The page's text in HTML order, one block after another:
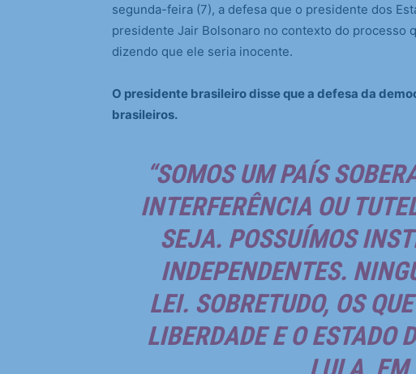
segunda-feira (7), a defesa que o presidente dos
presidente Jair Bolsonaro no contexto do processo
dizendo que ele seria inocente.
O presidente brasileiro disse que a defesa da
brasileiros.
“SOMOS UM PAÍS
INTERFERÊNCIA OU
SEJA. POSSUÍMOS
INDEPENDENTES.
LEI. SOBRETUDO, OS
LIBERDADE E O ESTADO